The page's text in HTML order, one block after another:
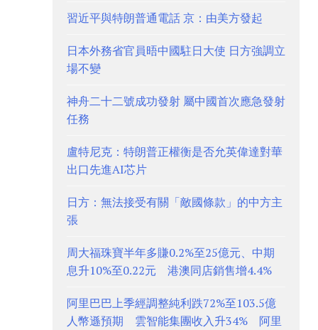
習近平與特朗普通電話 京：由美方發起
日本外務省官員晤中國駐日大使 日方強調立
場不變
神舟二十二號成功發射 屬中國首次應急發射
任務
盧特尼克：特朗普正權衡是否允英偉達對華
出口先進AI芯片
日方：無法接受有關「敵國條款」的中方主
張
周大福珠寶半年多賺0.2%至25億元、中期
息升10%至0.22元 港澳同店銷售增4.4%
阿里巴巴上季經調整純利跌72%至103.5億
人幣遜預期 雲智能集團收入升34% 阿里